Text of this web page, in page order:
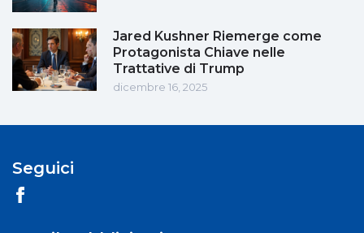
Jared Kushner Riemerge come
Protagonista Chiave nelle
Trattative di Trump
dicembre 16, 2025
Seguici